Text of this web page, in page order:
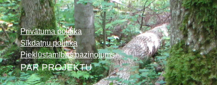
Privātuma politika
Sīkdatņu politika
Piekļūstamības paziņojums
PAR PROJEKTU